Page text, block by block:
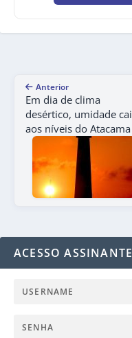
Anterior
Em dia de clima
desértico, umidade cai
aos níveis do Atacama
ACESSO ASSINANTE